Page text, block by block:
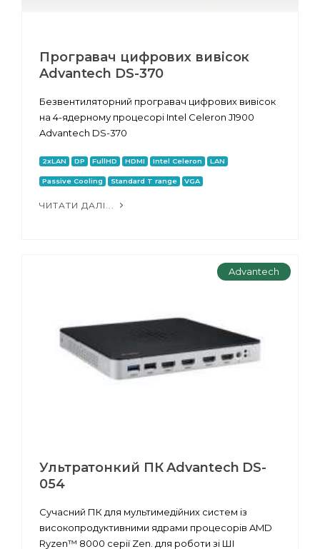
Програвач цифрових вивісок
Advantech DS-370
Безвентиляторний програвач цифрових вивісок
на 4-ядерному процесорі Intel Celeron J1900
Advantech DS-370
2xLAN DP FullHD HDMI Intel Celeron LAN
Passive Cooling Standard T range VGA
ЧИТАТИ ДАЛІ...
Advantech
Ультратонкий ПК Advantech DS-
054
Сучасний ПК для мультимедійних систем із
високопродуктивними ядрами процесорів AMD
Ryzen™ 8000 серії Zen. для роботи зі ШІ